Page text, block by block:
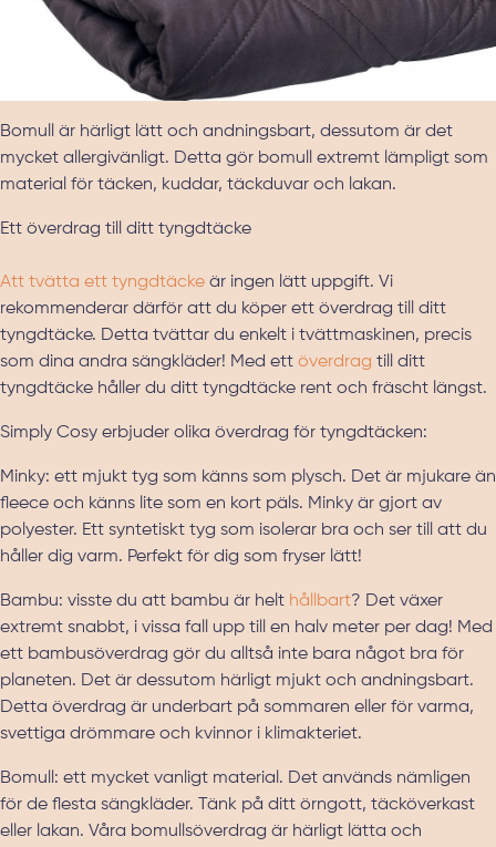
Bomull är härligt lätt och andningsbart, dessutom är det
mycket allergivänligt. Detta gör bomull extremt lämpligt som
material för täcken, kuddar, täckduvar och lakan.
Ett överdrag till ditt tyngdtäcke
Att tvätta ett tyngdtäcke är ingen lätt uppgift. Vi
rekommenderar därför att du köper ett överdrag till ditt
tyngdtäcke. Detta tvättar du enkelt i tvättmaskinen, precis
som dina andra sängkläder! Med ett överdrag till ditt
tyngdtäcke håller du ditt tyngdtäcke rent och fräscht längst.
Simply Cosy erbjuder olika överdrag för tyngdtäcken:
Minky: ett mjukt tyg som känns som plysch. Det är mjukare än
fleece och känns lite som en kort päls. Minky är gjort av
polyester. Ett syntetiskt tyg som isolerar bra och ser till att du
håller dig varm. Perfekt för dig som fryser lätt!
Bambu: visste du att bambu är helt hållbart? Det växer
extremt snabbt, i vissa fall upp till en halv meter per dag! Med
ett bambusöverdrag gör du alltså inte bara något bra för
planeten. Det är dessutom härligt mjukt och andningsbart.
Detta överdrag är underbart på sommaren eller för varma,
svettiga drömmare och kvinnor i klimakteriet.
Bomull: ett mycket vanligt material. Det används nämligen
för de flesta sängkläder. Tänk på ditt örngott, täcköverkast
eller lakan. Våra bomullsöverdrag är härligt lätta och